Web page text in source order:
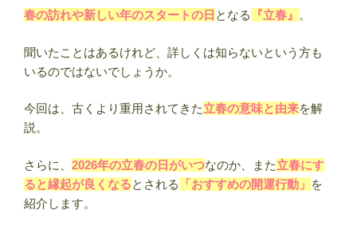
有
人
ま
め
【誕
日
占
い】”
春の訪れや新しい年のスタートの日 となる 『立春』 。
聞いたことはあるけれど、詳しくは知らないという方も
いるのではないでしょうか。
今回は、古くより重用されてきた立春の意味と由来を解
説。
さらに、 2026年の立春の日がいつなのか、また立春にす
ると縁起が良くなるとされる 「おすすめの開運行動」 を
紹介します。